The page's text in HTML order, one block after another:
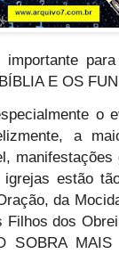
E OS
o
a
estão
da
dos
MAIS